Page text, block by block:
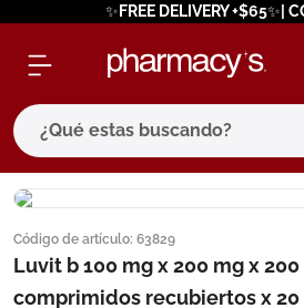
✨FREE DELIVERY +$65✨|
¿Qué estas buscando?
Código de artículo: 63829
Luvit b 100 mg x 200 mg x
comprimidos recubiertos x 20
términos más buscados
1. eucerin